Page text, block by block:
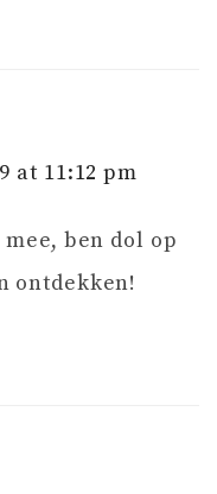
at 11:12 pm
ben dol op
ontdekken!